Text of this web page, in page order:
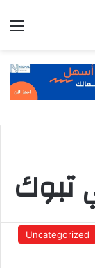
تبوك
Uncategorized